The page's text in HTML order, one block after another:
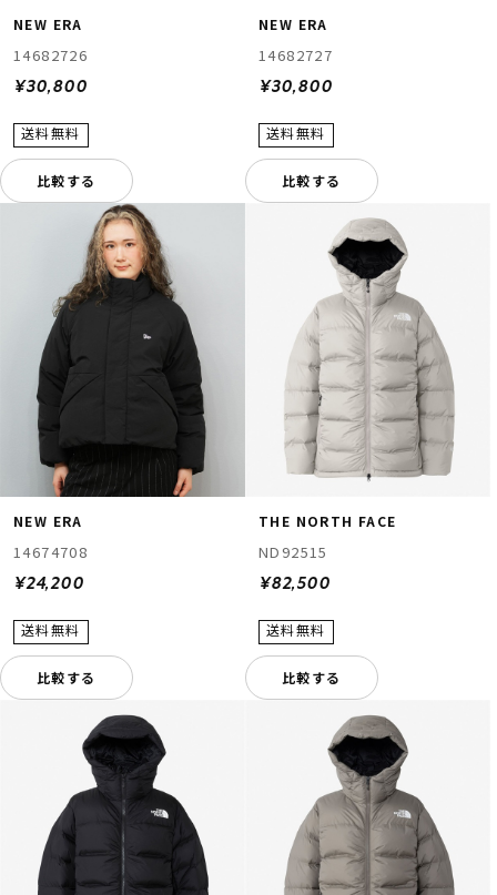
NEW ERA
14682726
¥30,800
比較する
NEW ERA
14682727
¥30,800
比較する
NEW ERA
14674708
¥24,200
比較する
THE NORTH FACE
ND92515
¥82,500
比較する